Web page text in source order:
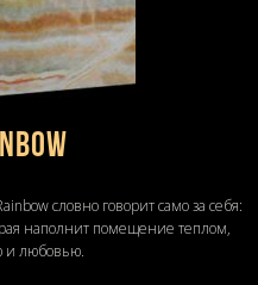
словно говорит само за себя:
наполнит помещение теплом,
и любовью.